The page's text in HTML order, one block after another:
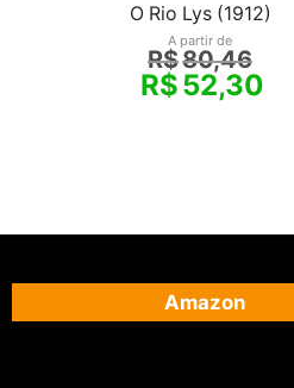
O Rio Lys (1912)
A partir de
R$80,46
R$52,30
Amazon